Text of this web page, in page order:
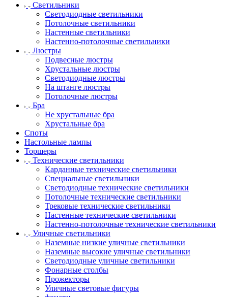
Светильники
Светодиодные светильники
Потолочные светильники
Настенные светильники
Настенно-потолочные светильники
Люстры
Подвесные люстры
Хрустальные люстры
Светодиодные люстры
На штанге люстры
Потолочные люстры
Бра
Не хрустальные бра
Хрустальные бра
Споты
Настольные лампы
Торшеры
Технические светильники
Карданные технические светильники
Специальные светильники
Светодиодные технические светильники
Потолочные технические светильники
Трековые технические светильники
Настенные технические светильники
Настенно-потолочные технические светильники
Уличные светильники
Наземные низкие уличные светильники
Наземные высокие уличные светильники
Светодиодные уличные светильники
Фонарные столбы
Прожекторы
Уличные световые фигуры